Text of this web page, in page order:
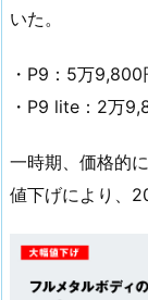
いた。
・P9：5万
・P9 lite：2万
一時期、価格的
値下げにより、